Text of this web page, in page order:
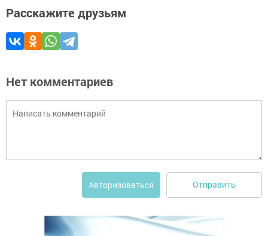
Расскажите друзьям
Нет комментариев
Авторизоваться Отправить